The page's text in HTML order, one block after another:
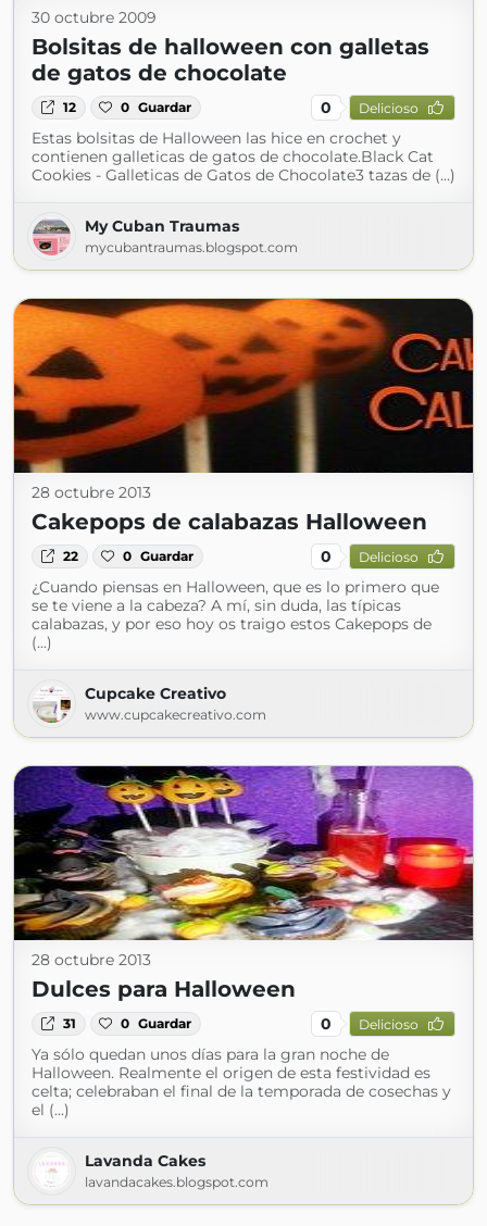
30 octubre 2009
Bolsitas de halloween con galletas
de gatos de chocolate
12 0 Guardar 0 Delicioso
Estas bolsitas de Halloween las hice en crochet y
contienen galleticas de gatos de chocolate.Black Cat
Cookies - Galleticas de Gatos de Chocolate3 tazas de (...)
My Cuban Traumas
mycubantraumas.blogspot.com
28 octubre 2013
Cakepops de calabazas Halloween
22 0 Guardar 0 Delicioso
¿Cuando piensas en Halloween, que es lo primero que
se te viene a la cabeza? A mí, sin duda, las típicas
calabazas, y por eso hoy os traigo estos Cakepops de
(...)
Cupcake Creativo
www.cupcakecreativo.com
28 octubre 2013
Dulces para Halloween
31 0 Guardar 0 Delicioso
Ya sólo quedan unos días para la gran noche de
Halloween. Realmente el origen de esta festividad es
celta; celebraban el final de la temporada de cosechas y
el (...)
Lavanda Cakes
lavandacakes.blogspot.com